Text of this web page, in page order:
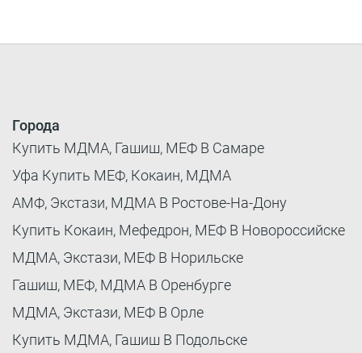
Города
Купить МДМА, Гашиш, МЕФ В Самаре
Уфа Купить МЕФ, Кокаин, МДМА
АМФ, Экстази, МДМА В Ростове-На-Дону
Купить Кокаин, Мефедрон, МЕФ В Новороссийске
МДМА, Экстази, МЕФ В Норильске
Гашиш, МЕФ, МДМА В Оренбурге
МДМА, Экстази, МЕФ В Орле
Купить МДМА, Гашиш В Подольске